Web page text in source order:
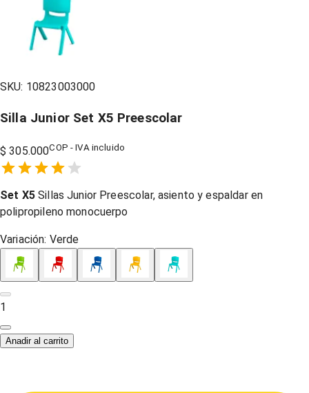
SKU: 10823003000
Silla Junior Set X5 Preescolar
$ 305.000COP - IVA incluido
1 Star,
2 Stars,
3 Stars,
4 Stars,
5 Stars,
Set X5Sillas Junior Preescolar, asiento y espaldar en
polipropileno monocuerpo
Variación: Verde
1
Anadir al carrito